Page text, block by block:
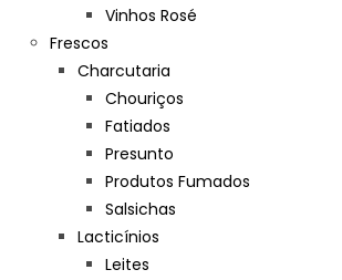
Vinhos Rosé
Frescos
Charcutaria
Chouriços
Fatiados
Presunto
Produtos Fumados
Salsichas
Lacticínios
Leites